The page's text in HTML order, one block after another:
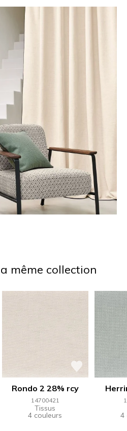
même collection
Rondo 2 28% rcy
14700421
Tissus
4 couleurs 4